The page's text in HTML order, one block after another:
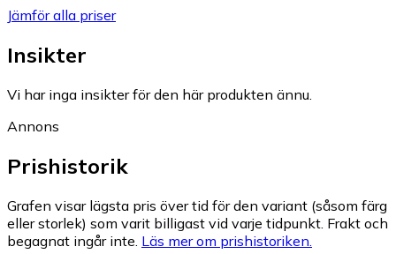
Jämför alla priser
Insikter
Vi har inga insikter för den här produkten ännu.
Annons
Prishistorik
Grafen visar lägsta pris över tid för den variant (såsom färg
eller storlek) som varit billigast vid varje tidpunkt. Frakt och
begagnat ingår inte. Läs mer om prishistoriken.